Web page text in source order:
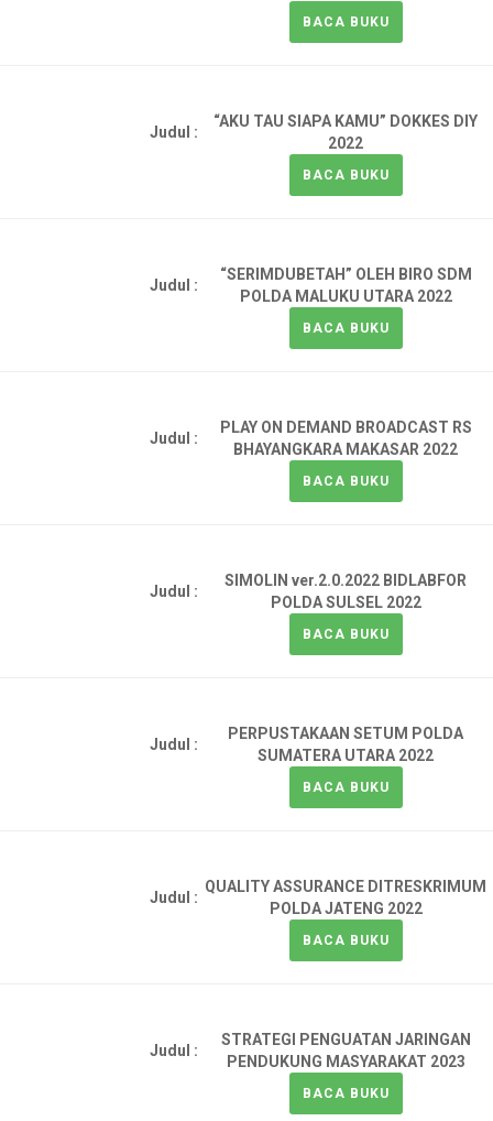
BACA BUKU
Judul :
“AKU TAU SIAPA KAMU” DOKKES DIY
2022
BACA BUKU
Judul :
“SERIMDUBETAH” OLEH BIRO SDM
POLDA MALUKU UTARA 2022
BACA BUKU
Judul :
PLAY ON DEMAND BROADCAST RS
BHAYANGKARA MAKASAR 2022
BACA BUKU
Judul :
SIMOLIN ver.2.0.2022 BIDLABFOR
POLDA SULSEL 2022
BACA BUKU
Judul :
PERPUSTAKAAN SETUM POLDA
SUMATERA UTARA 2022
BACA BUKU
Judul :
QUALITY ASSURANCE DITRESKRIMUM
POLDA JATENG 2022
BACA BUKU
Judul :
STRATEGI PENGUATAN JARINGAN
PENDUKUNG MASYARAKAT 2023
BACA BUKU